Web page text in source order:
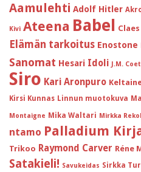
Aamulehti Adolf Hitler
Kivi Ateena Babel
Elämän tarkoitus Enostone
Sanomat Hesari Idoli J.M.
Siro Kari Aronpuro
Kirsi Kunnas Linnun muotokuva
Montaigne Mika Waltari Mirkka
ntamo Palladium
Trikoo Raymond Carver Réne
Satakieli! Savukeidas Sirkka